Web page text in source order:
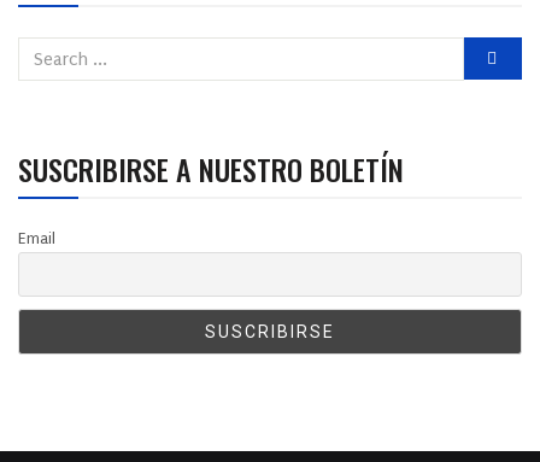
SUSCRIBIRSE A NUESTRO BOLETÍN
Email